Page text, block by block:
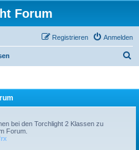
Forum
Anmelden
Registrieren
bei den Torchlight 2 Klassen zu
Forum.